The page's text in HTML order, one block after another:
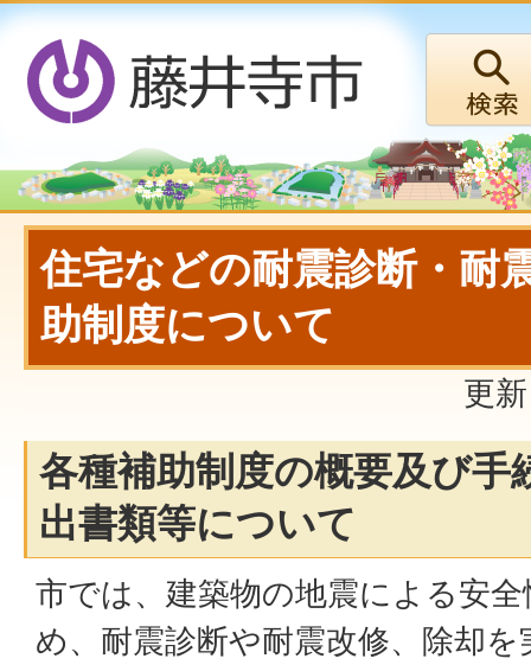
住宅などの耐震診断・耐
助制度について
更
各種補助制度の概要及び手
出書類等について
市では、建築物の地震による安
め、耐震診断や耐震改修、除却